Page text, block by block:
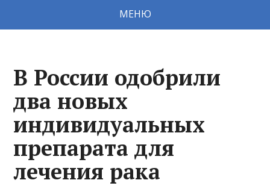
МЕНЮ
В России одобрили
два новых
индивидуальных
препарата для
лечения рака